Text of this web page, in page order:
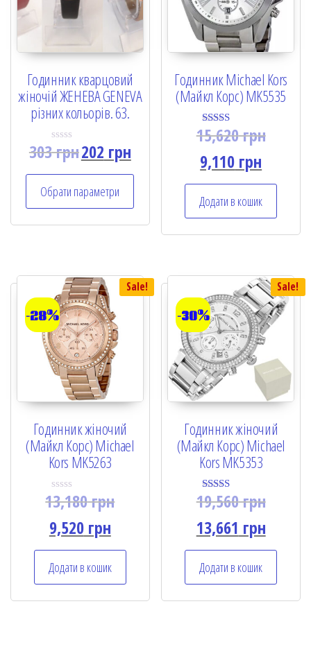
Годинник кварцовий
жіночій ЖЕНЕВА GENEVA
різних кольорів. 63.
R
a
d
0
o
u
303грн202 грн
Обрати параметри
Годинник Michael Kors
(Майкл Корс) MK5535
Rated
5.00
out of 5
15,620грн
9,110 грн
Додати в кошик
Sale!
-28%
Годинник жіночий
(Майкл Корс) Michael
Kors MK5263
R
a
t
e
d
0
o
u
t
f
13,180грн
9,520грн
Додати в кошик
Sale!
-30%
Годинник жіночий
(Майкл Корс) Michael
Kors MK5353
Rated
5.00
out of 5
19,560грн
13,661 грн
Додати в кошик